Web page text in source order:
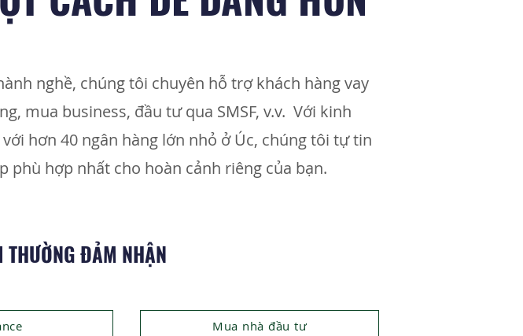
nghề, chúng tôi chuyên hỗ trợ khách hàng vay
mua business, đầu tư qua SMSF, v.v. Với kinh
hơn 40 ngân hàng lớn nhỏ ở Úc, chúng tôi tự tin
phù hợp nhất cho hoàn cảnh riêng của bạn.
THƯỜNG ĐẢM NHẬN
Mua nhà đầu tư